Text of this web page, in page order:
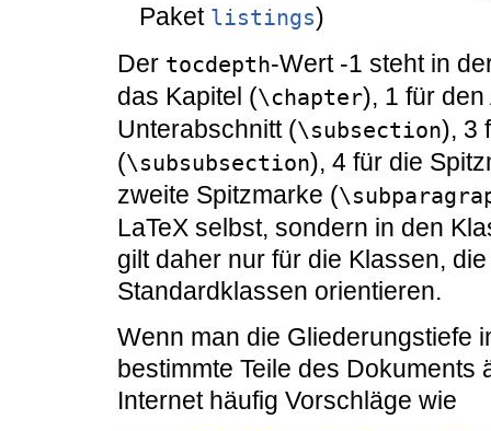
Paket listings)
Der tocdepth-Wert -1 steht in
das Kapitel (\chapter), 1 für
Unterabschnitt (\subsection), 3
(\subsubsection), 4 für die
zweite Spitzmarke (
LaTeX selbst, sondern in den
gilt daher nur für die Klassen,
Standardklassen orientieren.
Wenn man die Gliederungstiefe
bestimmte Teile des Dokuments
Internet häufig Vorschläge wie